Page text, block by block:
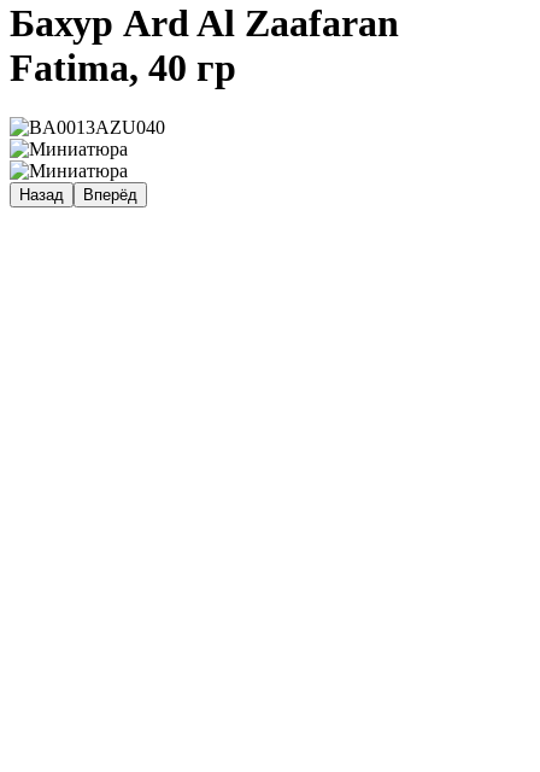
Бахур Ard Al Zaafaran
Fatima, 40 гр
Назад Вперёд